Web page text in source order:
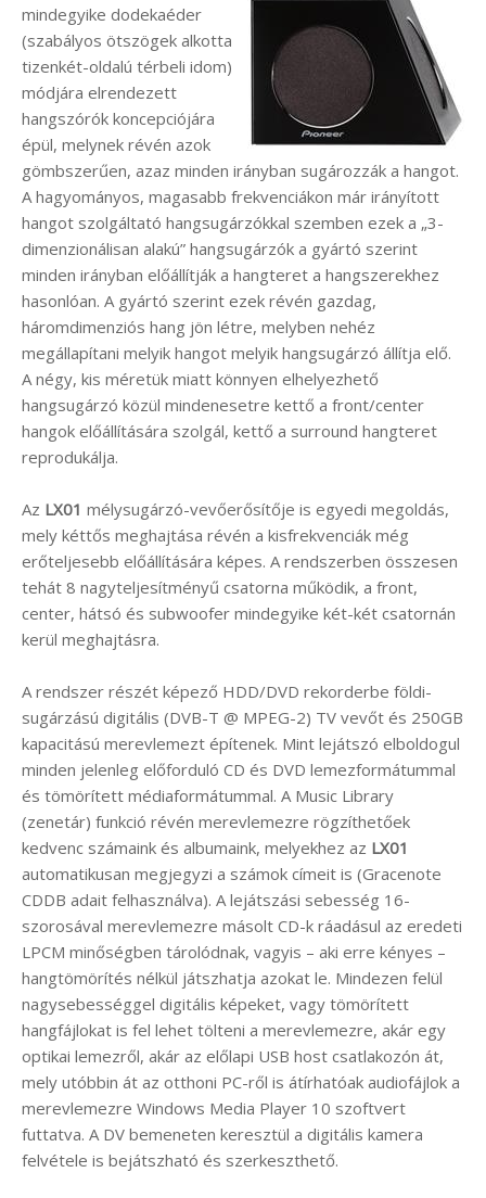
mindegyike dodekaéder
(szabályos ötszögek alkotta
tizenkét-oldalú térbeli idom)
módjára elrendezett
hangszórók koncepciójára
épül, melynek révén azok
gömbszerűen, azaz minden irányban sugározzák a hangot.
A hagyományos, magasabb frekvenciákon már irányított
hangot szolgáltató hangsugárzókkal szemben ezek a „3-
dimenzionálisan alakú” hangsugárzók a gyártó szerint
minden irányban előállítják a hangteret a hangszerekhez
hasonlóan. A gyártó szerint ezek révén gazdag,
háromdimenziós hang jön létre, melyben nehéz
megállapítani melyik hangot melyik hangsugárzó állítja elő.
A négy, kis méretük miatt könnyen elhelyezhető
hangsugárzó közül mindenesetre kettő a front/center
hangok előállítására szolgál, kettő a surround hangteret
reprodukálja.
Az LX01 mélysugárzó-vevőerősítője is egyedi megoldás,
mely kéttős meghajtása révén a kisfrekvenciák még
erőteljesebb előállítására képes. A rendszerben összesen
tehát 8 nagyteljesítményű csatorna működik, a front,
center, hátsó és subwoofer mindegyike két-két csatornán
kerül meghajtásra.
A rendszer részét képező HDD/DVD rekorderbe földi-
sugárzású digitális (DVB-T @ MPEG-2) TV vevőt és 250GB
kapacitású merevlemezt építenek. Mint lejátszó elboldogul
minden jelenleg előforduló CD és DVD lemezformátummal
és tömörített médiaformátummal. A Music Library
(zenetár) funkció révén merevlemezre rögzíthetőek
kedvenc számaink és albumaink, melyekhez az LX01
automatikusan megjegyzi a számok címeit is (Gracenote
CDDB adait felhasználva). A lejátszási sebesség 16-
szorosával merevlemezre másolt CD-k ráadásul az eredeti
LPCM minőségben tárolódnak, vagyis – aki erre kényes –
hangtömörítés nélkül játszhatja azokat le. Mindezen felül
nagysebességgel digitális képeket, vagy tömörített
hangfájlokat is fel lehet tölteni a merevlemezre, akár egy
optikai lemezről, akár az előlapi USB host csatlakozón át,
mely utóbbin át az otthoni PC-ről is átírhatóak audiofájlok a
merevlemezre Windows Media Player 10 szoftvert
futtatva. A DV bemeneten keresztül a digitális kamera
felvétele is bejátszható és szerkeszthető.